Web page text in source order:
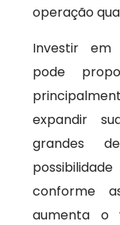
operação
Investir em
pode
expandir
grandes
conforme
aumenta o